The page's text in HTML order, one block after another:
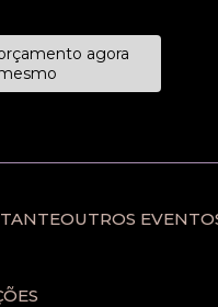
agora
OUTROS